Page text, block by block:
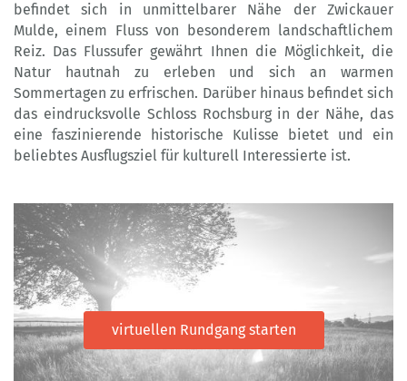
befindet sich in unmittelbarer Nähe der Zwickauer
Mulde, einem Fluss von besonderem landschaftlichem
Reiz. Das Flussufer gewährt Ihnen die Möglichkeit, die
Natur hautnah zu erleben und sich an warmen
Sommertagen zu erfrischen. Darüber hinaus befindet sich
das eindrucksvolle Schloss Rochsburg in der Nähe, das
eine faszinierende historische Kulisse bietet und ein
beliebtes Ausflugsziel für kulturell Interessierte ist.
virtuellen Rundgang starten